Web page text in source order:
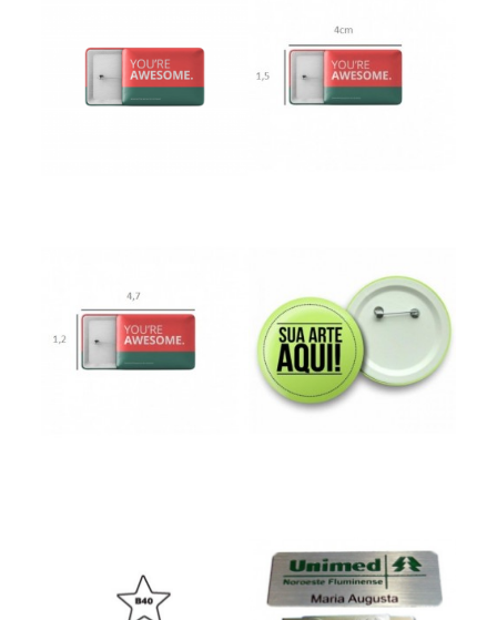
Button Americano Button Americano
Button Americano Button Americano
BUTTON ESTRELA Button Fotocorrosao